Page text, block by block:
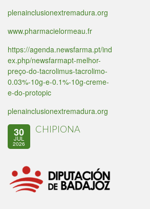
plenainclusionextremadura.org
www.pharmacielormeau.fr
https://agenda.newsfarma.pt/ind
ex.php/newsfarmapt-melhor-
preço-do-tacrolimus-tacrolimo-
0.03%-10g-e-0.1%-10g-creme-
e-do-protopic
plenainclusionextremadura.org
30
JUL
2026
CHIPIONA